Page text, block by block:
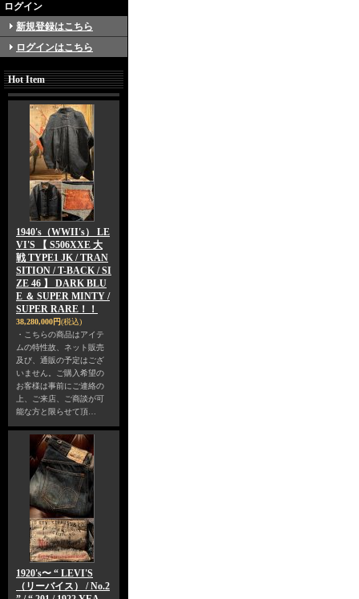
ログイン
新規登録はこちら
ログインはこちら
Hot Item
1940's（WWII's） LE
VI'S 【 S506XXE 大
戦 TYPE1 JK / TRAN
SITION / T-BACK / SI
ZE 46 】 DARK BLU
E ＆ SUPER MINTY /
SUPER RARE！！
38,280,000円(税込)
・こちらの商品はアイテ
ムの特性故、ネット販売
及び、通販の予定はござ
いません。ご購入希望の
お客様は事前にご連絡の
上、ご来店、ご商談が可
能な方と限らせて頂…
1920's〜 “ LEVI'S
（リーバイス） / No.2